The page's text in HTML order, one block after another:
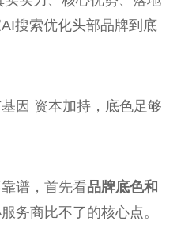
搜索优化头部品牌到底
因 资本加持，底色足够
谱，首先看品牌底色和
务商比不了的核心点。